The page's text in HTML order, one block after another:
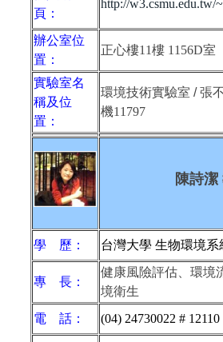
頁：
http://w3.csmu.edu.tw/
辦公室位
置：
正心樓11樓 1156D室
實驗室名
稱及位
置：
環境技術實驗室 / 張
機11797
陳詩潔
學 歷： 台灣大學 生物環境
專 長：
健康風險評估、環境
境衛生
電 話：
(04) 24730022 # 12110